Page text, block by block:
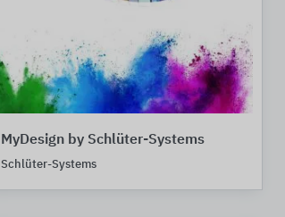
MyDesign by Schlüter-Systems
Schlüter-Systems